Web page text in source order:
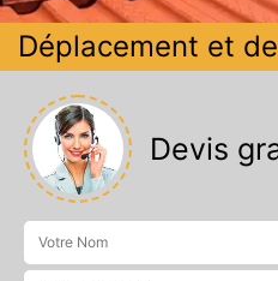
Déplacement et
Devis